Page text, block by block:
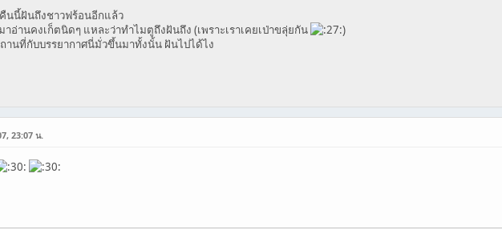
นนี้ฝันถึงชาวฟร้อนอีกแล้ว
าอ่านคงเก็ตนิดๆ แหละว่าทำไมตูถึงฝันถึง (เพราะเราเคยเป่าขลุ่ยกัน
)
านที่กับบรรยากาศนี่มั่วขึ้นมาทั้งนั้น ฝันไปได้ไง
23:07 น.